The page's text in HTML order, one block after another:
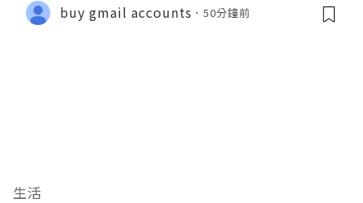
buy gmail accounts 50分鐘前
生活